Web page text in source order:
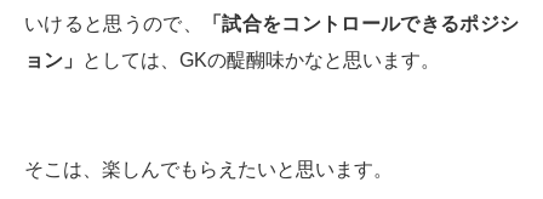
いけると思うので、
「試合をコントロールできるポジシ
ョン」
としては、GKの醍醐味かなと思います。
そこは、楽しんでもらえたいと思います。